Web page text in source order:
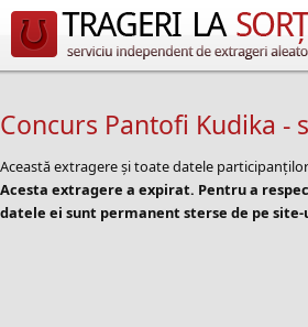
Concurs Pantofi Kudika -
Această extragere și toate datele
Acesta extragere a expirat. Pentru a
datele ei sunt permanent sterse de pe